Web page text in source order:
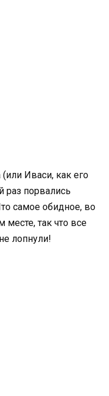
Иваси, как его
раз порвались
самое обидное, во
так что все
лопнули!